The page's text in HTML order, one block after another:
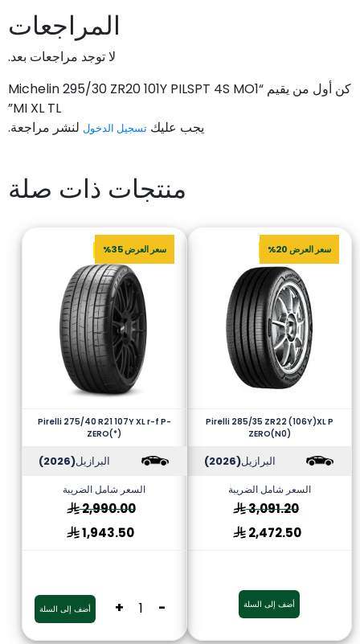
المراجعات
لا توجد مراجعات بعد.
كن أول من يقيم “Michelin 295/30 ZR20 101Y PILSPT 4S MO1
MI XL TL”
يجب عليك تسجيل الدخول لنشر مراجعة.
منتجات ذات صلة
سعر العرض 20%
Pirelli 285/35 ZR22 (106Y)XL P
ZERO(N0)
البرازيل(2026)
السعر شامل الضريبة
3,091.20
2,472.50
أضف إلى السلة
سعر العرض 35%
Pirelli 275/40 R21 107Y XL r-f P-
ZERO(*)
البرازيل(2026)
السعر شامل الضريبة
2,990.00
1,943.50
-
+ أضف إلى السلة